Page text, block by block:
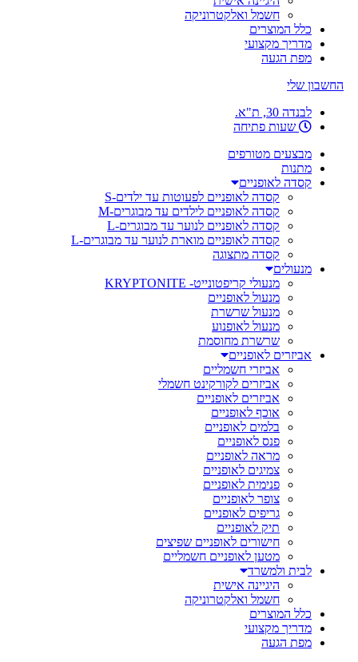
חשמל ואלקטרוניקה
כלל המוצרים
מדריך מקצועי
מפת הגעה
החשבון שלי
לבנדה 30, ת"א.
שעות פתיחה
מבצעים מטורפים
מתנות
קסדה לאופניים
קסדה לאופניים לפעוטות עד ילדים-S
קסדה לאופניים לילדים עד מבוגרים-M
קסדה לאופניים לנוער עד מבוגרים-L
קסדה לאופניים מוארת לנוער עד מבוגרים-L
קסדה מתצוגה
מנעולים
מנעולי קריפטונייט- KRYPTONITE
מנעול לאופניים
מנעול שרשרת
מנעול לאופנוע
שרשרת מחוסמת
אביזרים לאופניים
אביזרי חשמליים
אביזרים לקורקינט חשמלי
אביזרים לאופניים
אוכף לאופניים
בלמים לאופניים
פנס לאופניים
מראה לאופניים
צמיגים לאופניים
פנימית לאופניים
צופר לאופניים
גריפים לאופניים
תיק לאופניים
חישורים לאופניים שפיצים
מטען לאופניים חשמליים
לבית ולמשרד
היגיינה אישית
חשמל ואלקטרוניקה
כלל המוצרים
מדריך מקצועי
מפת הגעה